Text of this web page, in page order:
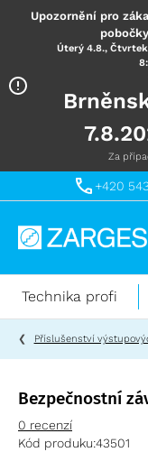
Upozornění pro
Úterý 4.8.,
Za
+420
Technika
práci
výškách
Technika profi
Příslušenství
Bezpečnostní
0 recenzí
Kód produku:43501